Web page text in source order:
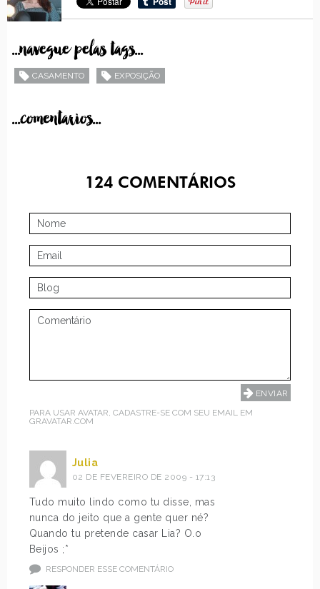
...navegue pelas tags...
CASAMENTO EXPOSIÇÃO
...comentarios...
124COMENTÁRIOS
PARA USAR AVATAR, CADASTRE-SE COM SEU EMAIL EM
GRAVATAR.COM
Julia
02 DE FEVEREIRO DE 2009 - 17:13
Tudo muito lindo como tu disse, mas
nunca do jeito que a gente quer né?
Quando tu pretende casar Lia? O.o
Beijos ;*
RESPONDER ESSE COMENTÁRIO